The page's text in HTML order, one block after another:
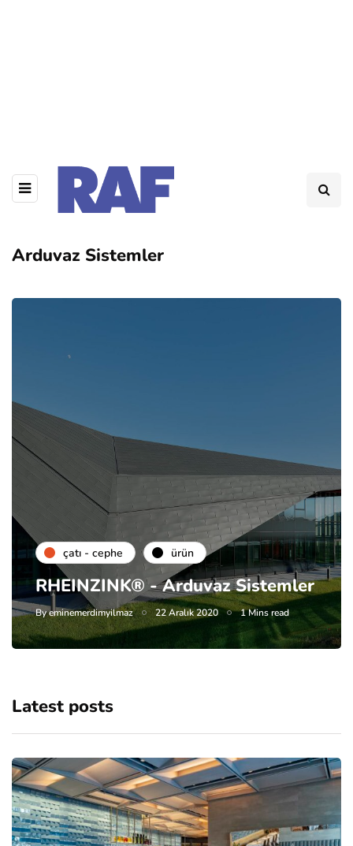
Arduvaz Sistemler
çatı - cephe ürün
RHEINZINK® - Arduvaz Sistemler
Byeminemerdimyilmaz 22 Aralık 2020 1 Mins read
Latest posts